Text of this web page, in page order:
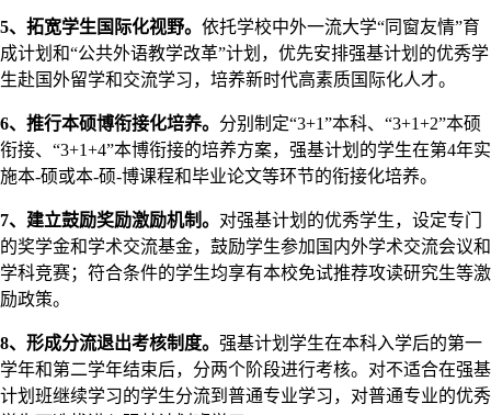
5、拓宽学生国际化视野。 依托学校中外一流大学“同窗友情”育
成计划和“公共外语教学改革”计划，优先安排强基计划的优秀学
生赴国外留学和交流学习，培养新时代高素质国际化人才。
6、推行本硕博衔接化培养。 分别制定“3+1”本科、“3+1+2”本硕
衔接、“3+1+4”本博衔接的培养方案，强基计划的学生在第4年实
施本-硕或本-硕-博课程和毕业论文等环节的衔接化培养。
7、建立鼓励奖励激励机制。 对强基计划的优秀学生，设定专门
的奖学金和学术交流基金，鼓励学生参加国内外学术交流会议和
学科竞赛；符合条件的学生均享有本校免试推荐攻读研究生等激
励政策。
8、形成分流退出考核制度。 强基计划学生在本科入学后的第一
学年和第二学年结束后，分两个阶段进行考核。对不适合在强基
计划班继续学习的学生分流到普通专业学习，对普通专业的优秀